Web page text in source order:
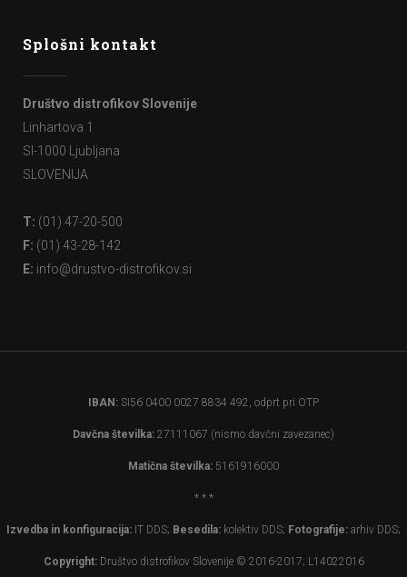
Splošni kontakt
Društvo distrofikov Slovenije
Linhartova 1
SI-1000 Ljubljana
SLOVENIJA
T: (01) 47-20-500
F: (01) 43-28-142
E: info@drustvo-distrofikov.si
IBAN: SI56 0400 0027 8834 492, odprt pri OTP
Davčna številka: 27111067 (nismo davčni zavezanec)
Matična številka: 5161916000
* * *
Izvedba in konfiguracija: IT DDS; Besedila: kolektiv DDS; Fotografije: arhiv DDS;
Copyright:Društvo distrofikov Slovenije © 2016-2017; L14022016